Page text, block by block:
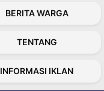
BERITA WARGA
TENTANG
INFORMASI IKLAN